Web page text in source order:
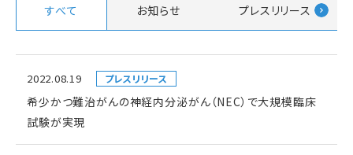
すべて お知らせ プレスリリース
2022.08.19 プレスリリース
希少かつ難治がんの神経内分泌がん（NEC）で大規模臨床
試験が実現